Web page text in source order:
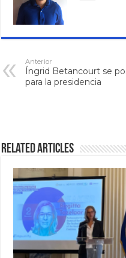
Anterior
Íngrid Betancourt se
para la presidencia
Related Articles